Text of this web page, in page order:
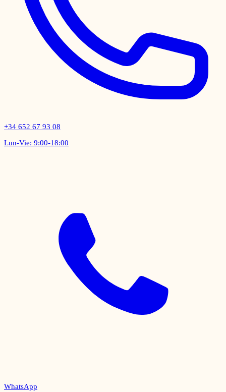
+34 652 67 93 08
Lun-Vie: 9:00-18:00
WhatsApp